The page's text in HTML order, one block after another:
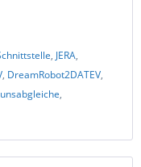
, JERA,
, DreamRobot2DATEV,
,